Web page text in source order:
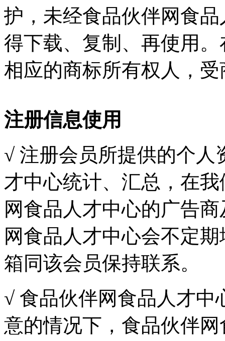
护，未经食品伙伴网食
得下载、复制、再使用
相应的商标所有权人，
注册信息使用
√ 注册会员所提供的个
才中心统计、汇总，在
网食品人才中心的广告
网食品人才中心会不定
箱同该会员保持联系。
√ 食品伙伴网食品人才
意的情况下，食品伙伴